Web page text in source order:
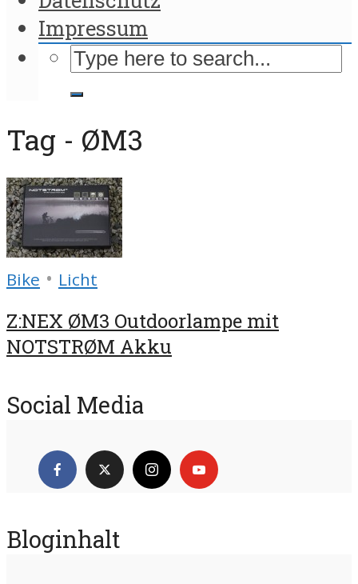
Impressum
Tag - ØM3
Bike • Licht
Z:NEX ØM3 Outdoorlampe mit
NOTSTRØM Akku
Social Media
Bloginhalt